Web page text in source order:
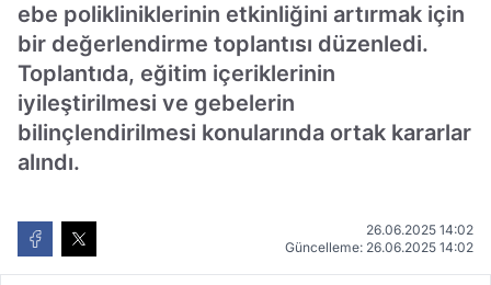
ebe polikliniklerinin etkinliğini artırmak için
bir değerlendirme toplantısı düzenledi.
Toplantıda, eğitim içeriklerinin
iyileştirilmesi ve gebelerin
bilinçlendirilmesi konularında ortak kararlar
alındı.
26.06.2025 14:02
Güncelleme: 26.06.2025 14:02